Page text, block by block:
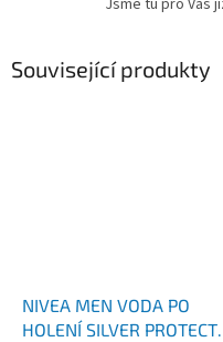
Související produkty
NIVEA MEN VODA PO
HOLENÍ SILVER PROTECT